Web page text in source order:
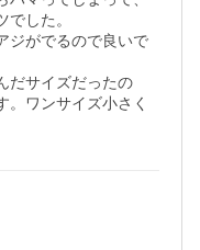
した。
ジがでるので良いで
だサイズだったの
。ワンサイズ小さく